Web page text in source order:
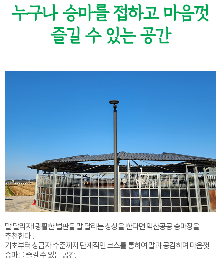
누구나 승마를 접하고 마음껏
즐길 수 있는 공간
말 달리자! 광활한 벌판을 말 달리는 상상을 한다면 익산공공 승마장을
추천한다 .
기초부터 상급자 수준까지 단계적인 코스를 통하여 말과 공감하며 마음껏
승마를 즐길 수 있는 공간.